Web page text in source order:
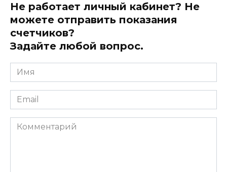
Не работает личный кабинет? Не
можете отправить показания
счетчиков?
Задайте любой вопрос.
Имя
*
Email
*
Комментарий